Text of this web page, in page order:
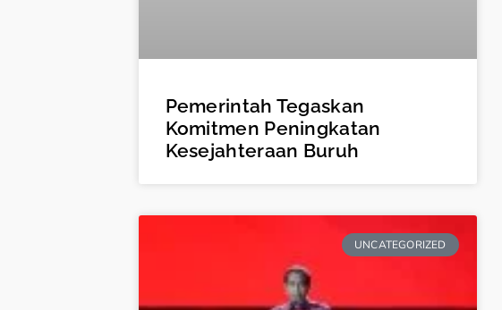
Pemerintah Tegaskan
Komitmen Peningkatan
Kesejahteraan Buruh
UNCATEGORIZED